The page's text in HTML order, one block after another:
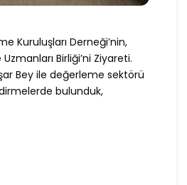
Kuruluşları Derneği’nin,
Birliği’ni Ziyareti.
Bey ile değerleme sektörü
bulunduk,